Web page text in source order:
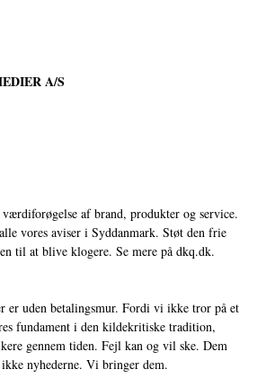
A/S
af brand, produkter og service.
vores aviser i Syddanmark. Støt den frie
til at blive klogere. Se mere på dkq.dk.
er uden betalingsmur. Fordi vi ikke tror på et
fundament i den kildekritiske tradition,
gennem tiden. Fejl kan og vil ske. Dem
nyhederne. Vi bringer dem.